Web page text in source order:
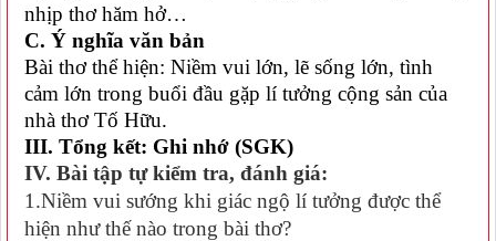
nhịp thơ hăm hở…
C. Ý nghĩa văn bản
Bài thơ thể hiện: Niềm vui lớn, lẽ sống lớn, tình
cảm lớn trong buổi đầu gặp lí tưởng cộng sản của
nhà thơ Tố Hữu.
III. Tổng kết: Ghi nhớ (SGK)
IV. Bài tập tự kiểm tra, đánh giá:
1.Niềm vui sướng khi giác ngộ lí tưởng được thể
hiện như thế nào trong bài thơ?